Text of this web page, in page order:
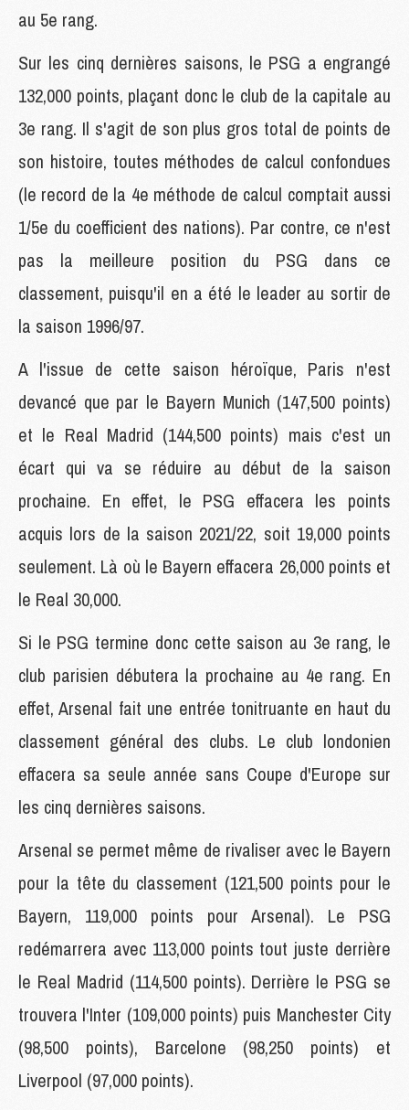
au 5e rang.
Sur les cinq dernières saisons, le PSG a engrangé
132,000 points, plaçant donc le club de la capitale au
3e rang. Il s'agit de son plus gros total de points de
son histoire, toutes méthodes de calcul confondues
(le record de la 4e méthode de calcul comptait aussi
1/5e du coefficient des nations). Par contre, ce n'est
pas la meilleure position du PSG dans ce
classement, puisqu'il en a été le leader au sortir de
la saison 1996/97.
A l'issue de cette saison héroïque, Paris n'est
devancé que par le Bayern Munich (147,500 points)
et le Real Madrid (144,500 points) mais c'est un
écart qui va se réduire au début de la saison
prochaine. En effet, le PSG effacera les points
acquis lors de la saison 2021/22, soit 19,000 points
seulement. Là où le Bayern effacera 26,000 points et
le Real 30,000.
Si le PSG termine donc cette saison au 3e rang, le
club parisien débutera la prochaine au 4e rang. En
effet, Arsenal fait une entrée tonitruante en haut du
classement général des clubs. Le club londonien
effacera sa seule année sans Coupe d'Europe sur
les cinq dernières saisons.
Arsenal se permet même de rivaliser avec le Bayern
pour la tête du classement (121,500 points pour le
Bayern, 119,000 points pour Arsenal). Le PSG
redémarrera avec 113,000 points tout juste derrière
le Real Madrid (114,500 points). Derrière le PSG se
trouvera l'Inter (109,000 points) puis Manchester City
(98,500 points), Barcelone (98,250 points) et
Liverpool (97,000 points).